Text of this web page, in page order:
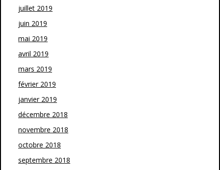
juillet 2019
juin 2019
mai 2019
avril 2019
mars 2019
février 2019
janvier 2019
décembre 2018
novembre 2018
octobre 2018
septembre 2018